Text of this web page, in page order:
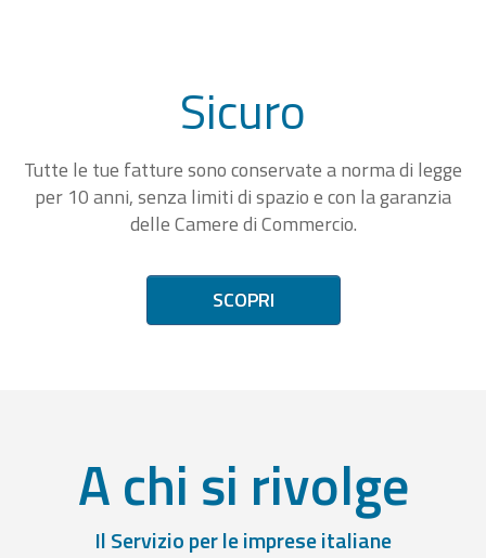
Sicuro
Tutte le tue fatture sono conservate a norma di legge
per 10 anni, senza limiti di spazio e con la garanzia
delle Camere di Commercio.
SCOPRI
A chi si rivolge
Il Servizio per le imprese italiane